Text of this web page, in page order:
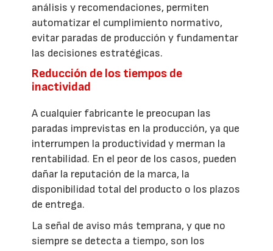
análisis y recomendaciones, permiten
automatizar el cumplimiento normativo,
evitar paradas de producción y fundamentar
las decisiones estratégicas.
Reducción de los tiempos de
inactividad
A cualquier fabricante le preocupan las
paradas imprevistas en la producción, ya que
interrumpen la productividad y merman la
rentabilidad. En el peor de los casos, pueden
dañar la reputación de la marca, la
disponibilidad total del producto o los plazos
de entrega.
La señal de aviso más temprana, y que no
siempre se detecta a tiempo, son los